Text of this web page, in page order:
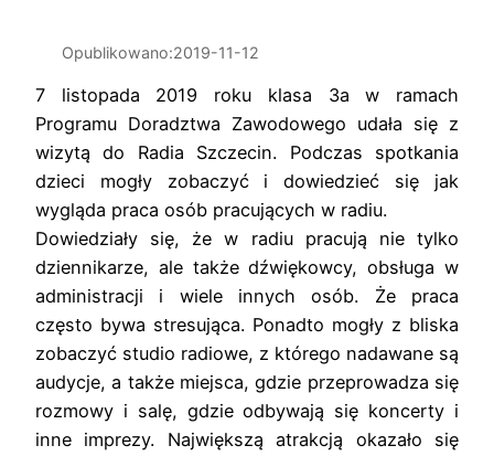
Opublikowano:2019-11-12
7 listopada 2019 roku klasa 3a w ramach
Programu Doradztwa Zawodowego udała się z
wizytą do Radia Szczecin. Podczas spotkania
dzieci mogły zobaczyć i dowiedzieć się jak
wygląda praca osób pracujących w radiu.
Dowiedziały się, że w radiu pracują nie tylko
dziennikarze, ale także dźwiękowcy, obsługa w
administracji i wiele innych osób. Że praca
często bywa stresująca. Ponadto mogły z bliska
zobaczyć studio radiowe, z którego nadawane są
audycje, a także miejsca, gdzie przeprowadza się
rozmowy i salę, gdzie odbywają się koncerty i
inne imprezy. Największą atrakcją okazało się